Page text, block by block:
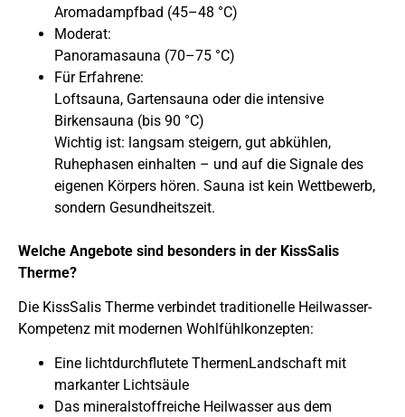
Aromadampfbad (45–48 °C)
Moderat:
Panoramasauna (70–75 °C)
Für Erfahrene:
Loftsauna, Gartensauna oder die intensive
Birkensauna (bis 90 °C)
Wichtig ist: langsam steigern, gut abkühlen,
Ruhephasen einhalten – und auf die Signale des
eigenen Körpers hören. Sauna ist kein Wettbewerb,
sondern Gesundheitszeit.
Welche Angebote sind besonders in der KissSalis
Therme?
Die KissSalis Therme verbindet traditionelle Heilwasser-
Kompetenz mit modernen Wohlfühlkonzepten:
Eine lichtdurchflutete ThermenLandschaft mit
markanter Lichtsäule
Das mineralstoffreiche Heilwasser aus dem